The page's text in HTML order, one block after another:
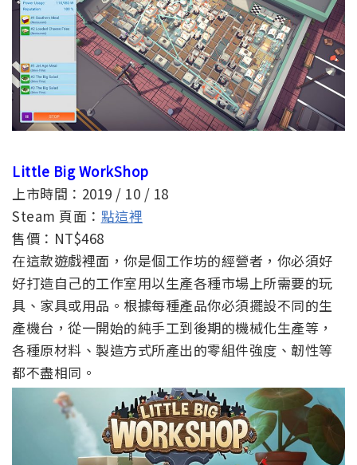
Little Big WorkShop
上市時間：2019 / 10 / 18
Steam 頁面： 點這裡
售價：NT$468
在這款遊戲裡面，你是個工作坊的經營者，你必須好
好打造自己的工作室用以生產各種市場上所需要的玩
具、家具或用品。根據每種產品你必須擺設不同的生
產機台，從一開始的純手工到後期的機械化生產等，
各種原材料、製造方式所產出的零組件強度、韌性等
都不盡相同。